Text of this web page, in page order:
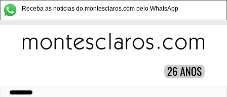
Receba as notícias do montesclaros.com pelo WhatsApp